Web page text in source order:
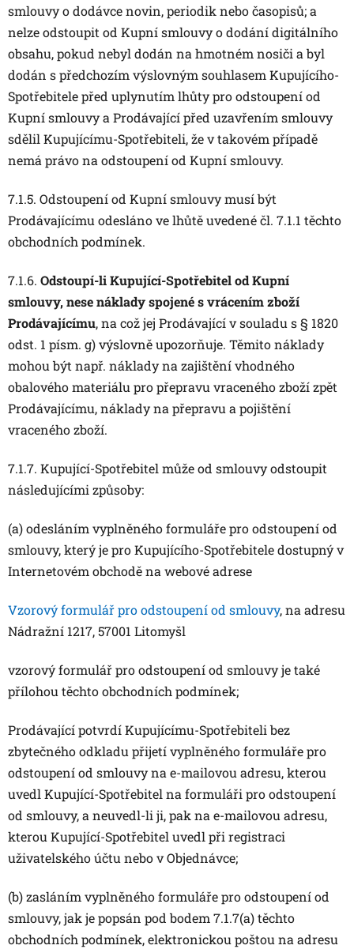
smlouvy o dodávce novin, periodik nebo časopisů; a
nelze odstoupit od Kupní smlouvy o dodání digitálního
obsahu, pokud nebyl dodán na hmotném nosiči a byl
dodán s předchozím výslovným souhlasem Kupujícího-
Spotřebitele před uplynutím lhůty pro odstoupení od
Kupní smlouvy a Prodávající před uzavřením smlouvy
sdělil Kupujícímu-Spotřebiteli, že v takovém případě
nemá právo na odstoupení od Kupní smlouvy.
7.1.5. Odstoupení od Kupní smlouvy musí být
Prodávajícímu odesláno ve lhůtě uvedené čl. 7.1.1 těchto
obchodních podmínek.
7.1.6. Odstoupí-li Kupující-Spotřebitel od Kupní
smlouvy, nese náklady spojené s vrácením zboží
Prodávajícímu, na což jej Prodávající v souladu s § 1820
odst. 1 písm. g) výslovně upozorňuje. Těmito náklady
mohou být např. náklady na zajištění vhodného
obalového materiálu pro přepravu vraceného zboží zpět
Prodávajícímu, náklady na přepravu a pojištění
vraceného zboží.
7.1.7. Kupující-Spotřebitel může od smlouvy odstoupit
následujícími způsoby:
(a) odesláním vyplněného formuláře pro odstoupení od
smlouvy, který je pro Kupujícího-Spotřebitele dostupný v
Internetovém obchodě na webové adrese
Vzorový formulář pro odstoupení od smlouvy, na adresu
Nádražní 1217, 57001 Litomyšl
vzorový formulář pro odstoupení od smlouvy je také
přílohou těchto obchodních podmínek;
Prodávající potvrdí Kupujícímu-Spotřebiteli bez
zbytečného odkladu přijetí vyplněného formuláře pro
odstoupení od smlouvy na e-mailovou adresu, kterou
uvedl Kupující-Spotřebitel na formuláři pro odstoupení
od smlouvy, a neuvedl-li ji, pak na e-mailovou adresu,
kterou Kupující-Spotřebitel uvedl při registraci
uživatelského účtu nebo v Objednávce;
(b) zasláním vyplněného formuláře pro odstoupení od
smlouvy, jak je popsán pod bodem 7.1.7(a) těchto
obchodních podmínek, elektronickou poštou na adresu